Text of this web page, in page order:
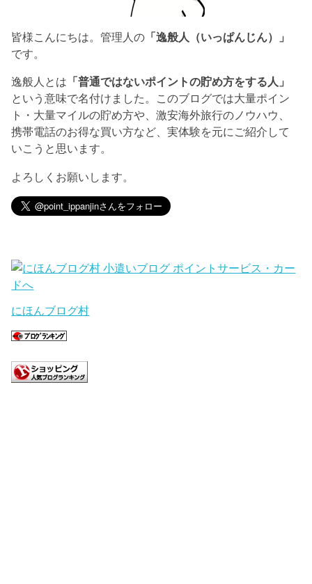
皆様こんにちは。管理人の 「逸般人（いっぱんじん）」
です。
逸般人とは 「普通ではないポイントの貯め方をする人」
という意味で名付けました。このブログでは大量ポイン
ト・大量マイルの貯め方や、激安海外旅行のノウハウ、
携帯電話のお得な買い方など、実体験を元にご紹介して
いこうと思います。
よろしくお願いします。
にほんブログ村